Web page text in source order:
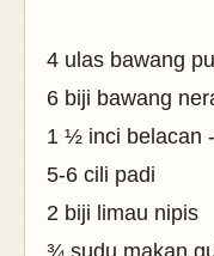
4 ulas bawang
6 biji bawang
1 ½ inci belacan
5-6 cili padi
2 biji limau nipis